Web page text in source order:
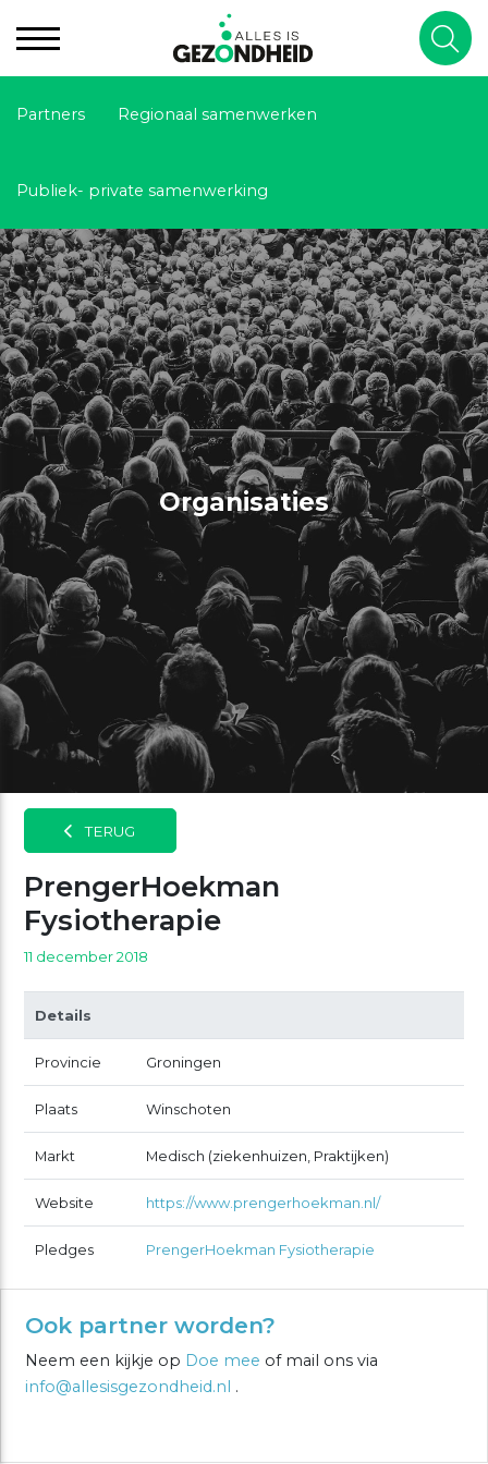
Partners Regionaal samenwerken
Publiek- private samenwerking
Organisaties
TERUG
PrengerHoekman
Fysiotherapie
11 december 2018
Details
Provincie Groningen
Plaats Winschoten
Markt Medisch (ziekenhuizen, Praktijken)
Website https://www.prengerhoekman.nl/
Pledges PrengerHoekman Fysiotherapie
Ook partner worden?
Neem een kijkje op Doe mee of mail ons via
info@allesisgezondheid.nl .